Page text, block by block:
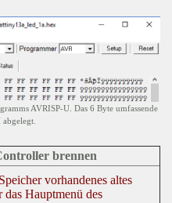
AVRISP-U. Das 6 Byte umfassende
brennen
vorhandenes altes
das Hauptmenü des